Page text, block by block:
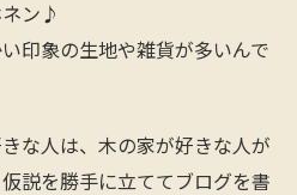
ネン♪
印象の生地や雑貨が多いんで
な人は、木の家が好きな人が
説を勝手に立ててブログを書